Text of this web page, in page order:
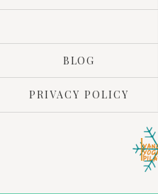
BLOG
PRIVACY POLICY